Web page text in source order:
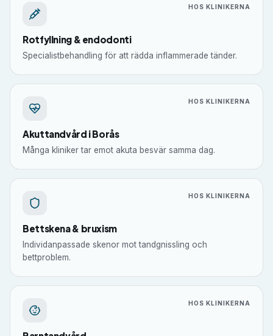
HOS KLINIKERNA
Rotfyllning & endodonti
Specialistbehandling för att rädda inflammerade tänder.
HOS KLINIKERNA
Akuttandvård i Borås
Många kliniker tar emot akuta besvär samma dag.
HOS KLINIKERNA
Bettskena & bruxism
Individanpassade skenor mot tandgnissling och
bettproblem.
HOS KLINIKERNA